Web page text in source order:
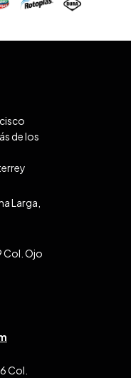
de los
Larga,
Col. Ojo
Col.